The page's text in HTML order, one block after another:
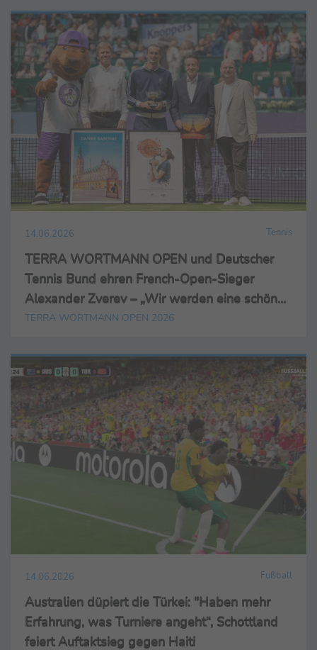
14.06.2026 Tennis
TERRA WORTMANN OPEN und Deutscher
Tennis Bund ehren French-Open-Sieger
Alexander Zverev – „Wir werden eine schöne
Woche haben“
TERRA WORTMANN OPEN 2026
14.06.2026 Fußball
Australien düpiert die Türkei: "Haben mehr
Erfahrung, was Turniere angeht“, Schottland
feiert Auftaktsieg gegen Haiti